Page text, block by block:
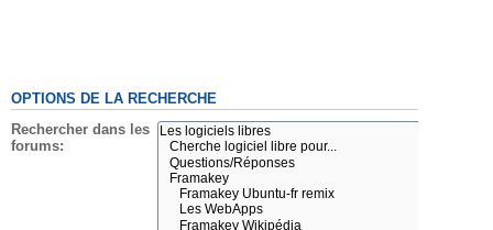
OPTIONS DE LA RECHERCHE
Rechercher dans les
forums: